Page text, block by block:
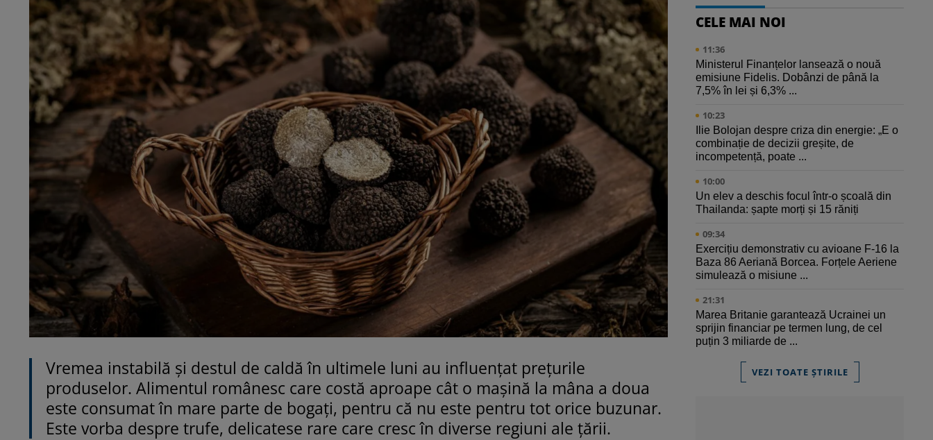
Vremea instabilă și destul de caldă în ultimele luni au influențat prețurile
produselor. Alimentul românesc care costă aproape cât o mașină la mâna a doua
este consumat în mare parte de bogați, pentru că nu este pentru tot orice buzunar.
Este vorba despre trufe, delicatese rare care cresc în diverse regiuni ale țării.
CELE MAI NOI
11:36
Ministerul Finanțelor lansează o nouă
emisiune Fidelis. Dobânzi de până la
7,5% în lei și 6,3% ...
10:23
Ilie Bolojan despre criza din energie: „E o
combinație de decizii greșite, de
incompetență, poate ...
10:00
Un elev a deschis focul într-o școală din
Thailanda: șapte morți și 15 răniți
09:34
Exercițiu demonstrativ cu avioane F-16 la
Baza 86 Aeriană Borcea. Forțele Aeriene
simulează o misiune ...
21:31
Marea Britanie garantează Ucrainei un
sprijin financiar pe termen lung, de cel
puțin 3 miliarde de ...
VEZI TOATE ȘTIRILE